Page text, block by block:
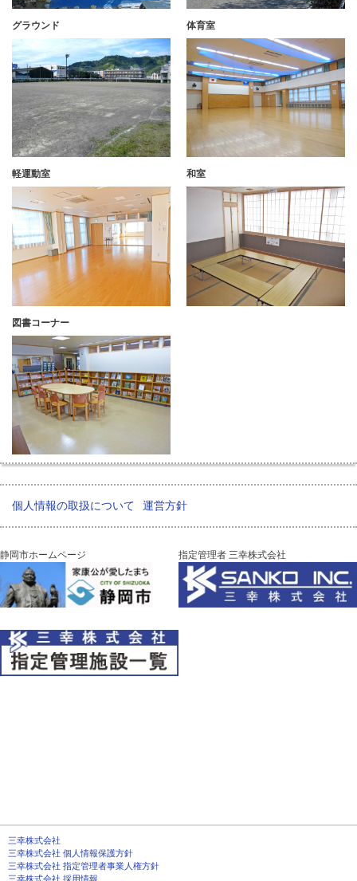
グラウンド 体育室
軽運動室 和室
図書コーナー
個人情報の取扱について 運営方針
静岡市ホームページ 指定管理者 三幸株式会社